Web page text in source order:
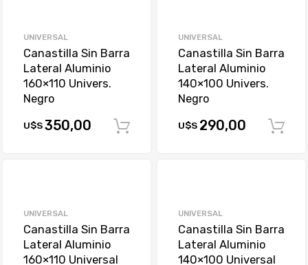
UNIVERSAL
Canastilla Sin Barra
Lateral Aluminio
160×110 Univers.
Negro
U$S350,00 Comprar
UNIVERSAL
Canastilla Sin Barra
Lateral Aluminio
140×100 Univers.
Negro
U$S 290,00
UNIVERSAL
Canastilla Sin Barra
Lateral Aluminio
160×110 Universal
UNIVERSAL
Canastilla Sin Barra
Lateral Aluminio
140×100 Universal